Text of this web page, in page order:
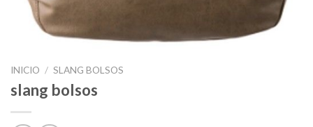
INICIO / SLANG BOLSOS
slang bolsos